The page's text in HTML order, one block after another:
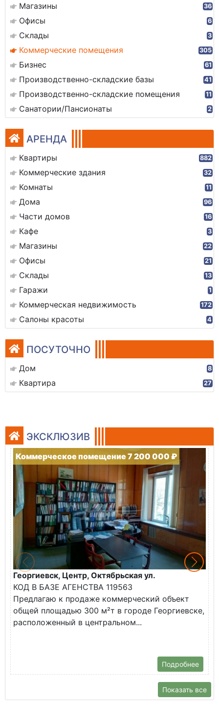
Магазины 36
Офисы 6
Склады 3
Коммерческие помещения 305
Бизнес 61
Производственно-складские базы 41
Производственно-складские помещения 11
Санатории/Пансионаты 2
АРЕНДА
Квартиры 882
Коммерческие здания 32
Комнаты 11
Дома 96
Части домов 16
Кафе 3
Магазины 22
Офисы 21
Склады 13
Гаражи 1
Коммерческая недвижимость 172
Салоны красоты 4
ПОСУТОЧНО
Дом 8
Квартира 27
ЭКСКЛЮЗИВ
Коммерческое помещение 7 200 000 ₽
Георгиевск, Центр, Октябрьская ул.
КОД В БАЗЕ АГЕНСТВА 119563
Предлагаю к продаже коммерческий объект
общей площадью 300 м²т в городе Георгиевске,
расположенный в центральном...
Подробнее
Показать все